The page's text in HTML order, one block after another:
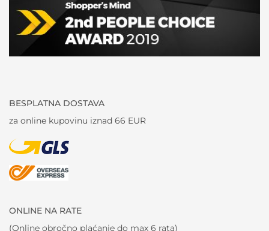
BESPLATNA DOSTAVA
za online kupovinu iznad 66 EUR
ONLINE NA RATE
(Online obročno plaćanje do max 6 rata)